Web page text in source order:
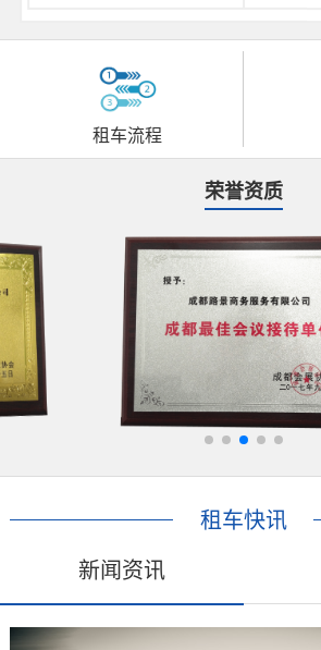
租车流程
荣誉资质
租车快讯
新闻资讯